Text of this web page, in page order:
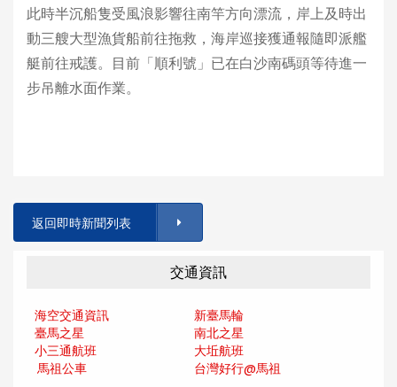
此時半沉船隻受風浪影響往南竿方向漂流，岸上及時出
動三艘大型漁貨船前往拖救，海岸巡接獲通報隨即派艦
艇前往戒護。目前「順利號」已在白沙南碼頭等待進一
步吊離水面作業。
返回即時新聞列表
交通資訊
海空交通資訊
新臺馬輪
臺馬之星
南北之星
小三通航班
大坵航班
馬祖公車
台灣好行@馬祖